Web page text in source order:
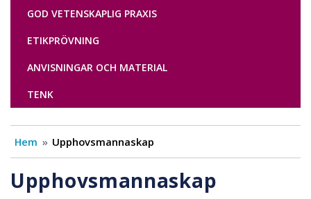
GOD VETENSKAPLIG PRAXIS
ETIKPRÖVNING
ANVISNINGAR OCH MATERIAL
TENK
Hem Upphovsmannaskap
Upphovsmannaskap